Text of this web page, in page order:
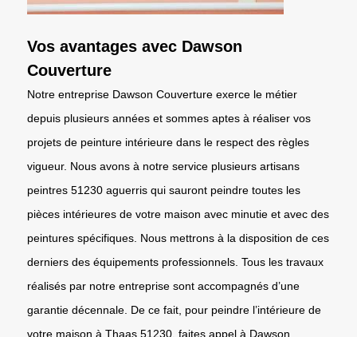
Vos avantages avec Dawson
Couverture
Notre entreprise Dawson Couverture exerce le métier
depuis plusieurs années et sommes aptes à réaliser vos
projets de peinture intérieure dans le respect des règles
vigueur. Nous avons à notre service plusieurs artisans
peintres 51230 aguerris qui sauront peindre toutes les
pièces intérieures de votre maison avec minutie et avec des
peintures spécifiques. Nous mettrons à la disposition de ces
derniers des équipements professionnels. Tous les travaux
réalisés par notre entreprise sont accompagnés d’une
garantie décennale. De ce fait, pour peindre l’intérieure de
votre maison à Thaas 51230, faites appel à Dawson